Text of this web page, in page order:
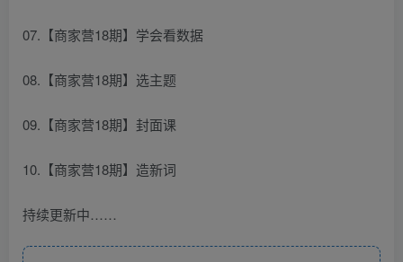
07.【商家营18期】学会看数据
08.【商家营18期】选主题
09.【商家营18期】封面课
10.【商家营18期】造新词
持续更新中……